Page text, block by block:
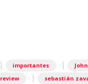
| importantes |
review | sebastián